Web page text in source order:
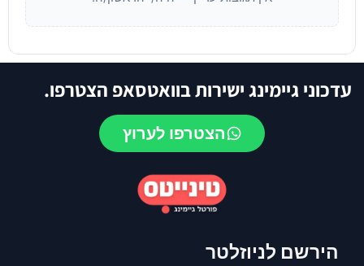
עדכוני גיימינג ישירות בוואטסאפ הצטרפו.
הצטרפו לערוץ
הירשם לניוזלטר